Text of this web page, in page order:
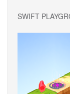
SWIFT